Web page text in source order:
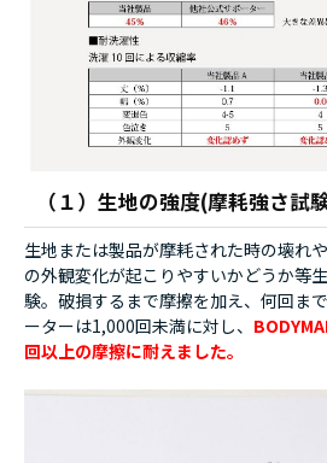
（１）生地の強度(摩耗強さ試
生地または製品が摩耗された時の壊れ
の外観変化が起こりやすいかどうか等
験。破損するまで摩擦を加え、何回ま
ーターは1,000回未満に対し、
回以上の摩擦に耐えました。